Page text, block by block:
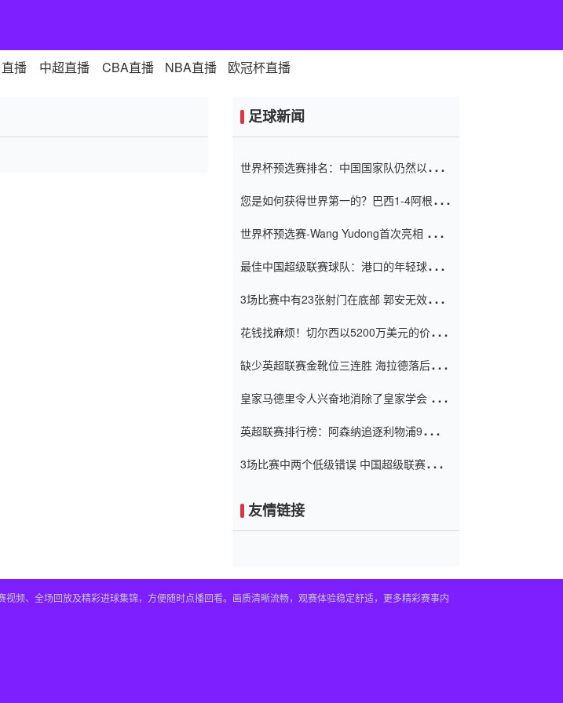
播 中超直播 CBA直播 NBA直播 欧冠杯直播
足球新闻
世界杯预选赛排名：中国国家队仍然以6分
您是如何获得世界第一的？巴西1-4阿根
世界杯预选赛-Wang Yudong首次亮相 中国
最佳中国超级联赛球队：港口的年轻球员在
（Taishan）
3场比赛中有23张射门在底部 郭安无效传球
花钱找麻烦！切尔西以5200万美元的价格
窗口
缺少英超联赛金靴位三连胜 海拉德落后6球
皇家马德里令人兴奋地消除了皇家学会 安
英超联赛排行榜：阿森纳追逐利物浦9分 曼
3场比赛中两个低级错误 中国超级联赛的前
友情链接
频、全场回放及精彩进球集锦，方便随时点播回看。画质清晰流畅，观赛体验稳定舒适，更多精彩赛事内